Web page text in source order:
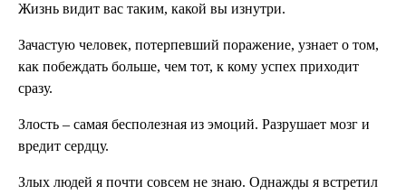
Жизнь видит вас таким, какой вы изнутри.
Зачастую человек, потерпевший поражение, узнает о том,
как побеждать больше, чем тот, к кому успех приходит
сразу.
Злость – самая бесполезная из эмоций. Разрушает мозг и
вредит сердцу.
Злых людей я почти совсем не знаю. Однажды я встретил